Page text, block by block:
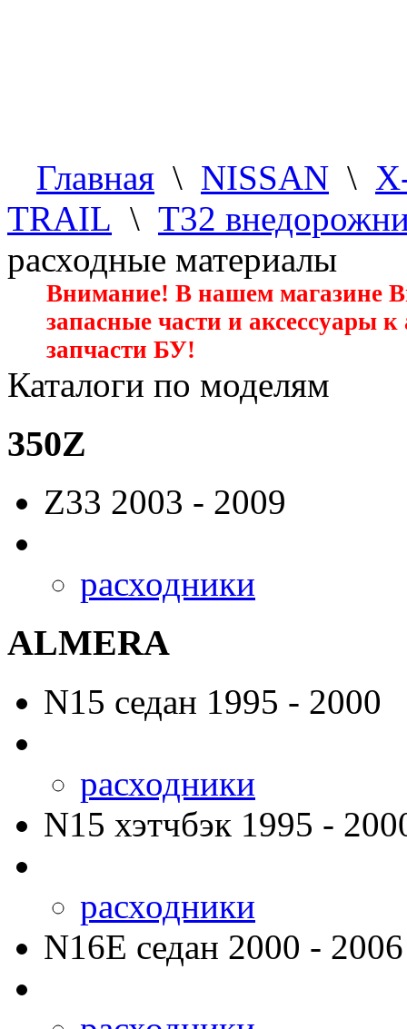
Главная \ NISSAN \
TRAIL \ T32
расходные материалы
Внимание! В нашем магазине
запасные части и аксессуары
запчасти БУ!
Каталоги по моделям
350Z
Z33 2003 - 2009
расходники
ALMERA
N15 седан 1995 - 2000
расходники
N15 хэтчбэк 1995 -
расходники
N16E седан 2000 - 2006